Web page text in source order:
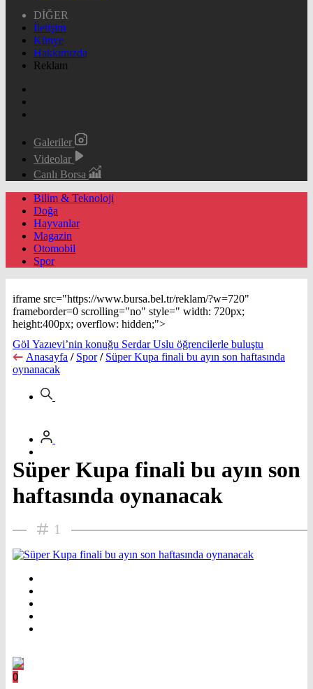
DİĞER
İletişim
Künye
Hakkımızda
Reklam
Galeriler
Videolar
Canlı Borsa
Bilim & Teknoloji
Doğa
Hayvanlar
Magazin
Otomobil
Spor
iframe src="https://www.bursa.bel.tr/reklam/?w=720"
frameborder=0 scrolling="no" style=" width: 720px;
height:400px; overflow: hidden;">
Göl Yazıevi’nin konuğu Serdar Uslu öğrencilerle buluştu
Anasayfa / Spor / Süper Kupa finali bu ayın son haftasında
oynanacak
Süper Kupa finali bu ayın son
haftasında oynanacak
1
0